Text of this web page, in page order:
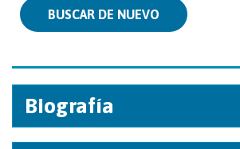
BUSCAR DE NUEVO
Biografía